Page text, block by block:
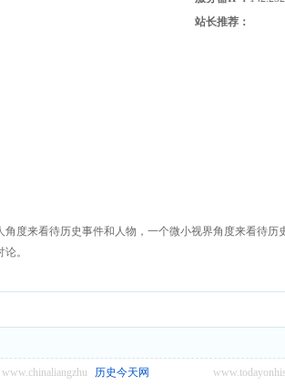
站长推荐：
角度来看待历史事件和人物，一个微小视界角度来看待
。
www.chinaliangzhu.com历史今天网